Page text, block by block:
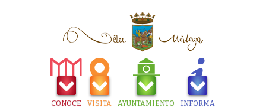
CONOCE VISITA AYUNTAMIENTO INFORMA